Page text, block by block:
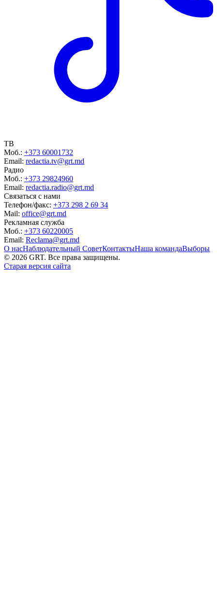
ТВ
Моб.: +373 60001732
Email: redactia.tv@grt.md
Радио
Моб.: +373 29824960
Email: redactia.radio@grt.md
Связаться с нами
Телефон/факс: +373 298 2 69 34
Mail: office@grt.md
Рекламная служба
Моб.: +373 60220005
Email: Reclama@grt.md
О насНаблюдательный СоветКонтактыНаша командаВыборы
© 2026 GRT. Все права защищены.
Старая версия сайта